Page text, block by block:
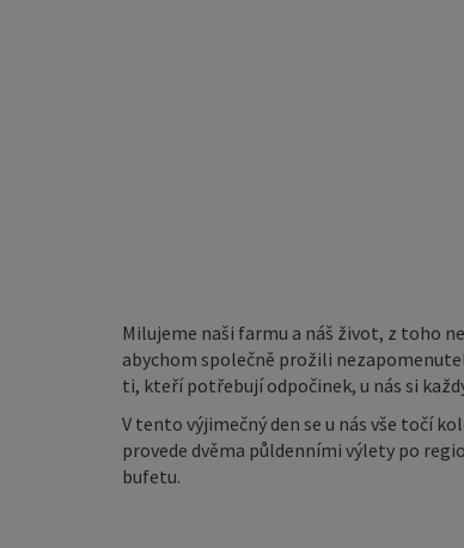
Milujeme naši farmu a náš život, z toho
abychom společně prožili
ti, kteří potřebují odpočinek, u nás si
V tento výjimečný den se u nás vše točí
provede dvěma půldenními výlety po
bufetu.